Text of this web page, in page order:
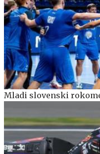
Mladi slovenski